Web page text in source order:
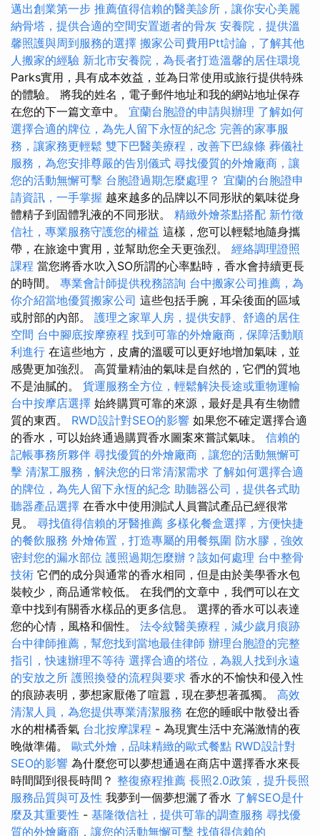
邁出創業第一步 推薦值得信賴的醫美診所，讓你安心美麗
納骨塔，提供合適的空間安置逝者的骨灰 安養院，提供溫
馨照護與周到服務的選擇 搬家公司費用Ptt討論，了解其他
人搬家的經驗 新北市安養院，為長者打造溫馨的居住環境
Parks實用，具有成本效益，並為日常使用或旅行提供特殊
的體驗。 將我的姓名，電子郵件地址和我的網站地址保存
在您的下一篇文章中。 宜蘭台胞證的申請與辦理 了解如何
選擇合適的牌位，為先人留下永恆的紀念 完善的家事服
務，讓家務更輕鬆 雙下巴醫美療程，改善下巴線條 葬儀社
服務，為您安排尊嚴的告別儀式 尋找優質的外燴廠商，讓
您的活動無懈可擊 台胞證過期怎麼處理？ 宜蘭的台胞證申
請資訊，一手掌握 越來越多的品牌以不同形狀的氣味從身
體精子到固體乳液的不同形狀。 精緻外燴茶點搭配 新竹徵
信社，專業服務守護您的權益 這樣，您可以輕鬆地隨身攜
帶，在旅途中實用，並幫助您全天更強烈。 經絡調理證照
課程 當您將香水吹入SO所謂的心率點時，香水會持續更長
的時間。 專業會計師提供稅務諮詢 台中搬家公司推薦，為
你介紹當地優質搬家公司 這些包括手腕，耳朵後面的區域
或肘部的內部。 護理之家單人房，提供安靜、舒適的居住
空間 台中腳底按摩療程 找到可靠的外燴廠商，保障活動順
利進行 在這些地方，皮膚的溫暖可以更好地增加氣味，並
感覺更加強烈。 高質量精油的氣味是自然的，它們的質地
不是油膩的。 貨運服務全方位，輕鬆解決長途或重物運輸
台中按摩店選擇 始終購買可靠的來源，最好是具有生物體
質的東西。 RWD設計對SEO的影響 如果您不確定選擇合適
的香水，可以始終通過購買香水圖案來嘗試氣味。 信賴的
記帳事務所夥伴 尋找優質的外燴廠商，讓您的活動無懈可
擊 清潔工服務，解決您的日常清潔需求 了解如何選擇合適
的牌位，為先人留下永恆的紀念 助聽器公司，提供各式助
聽器產品選擇 在香水中使用測試人員嘗試產品已經很常
見。 尋找值得信賴的牙醫推薦 多樣化餐盒選擇，方便快捷
的餐飲服務 外燴佈置，打造專屬的用餐氛圍 防水膠，強效
密封您的漏水部位 護照過期怎麼辦？該如何處理 台中整骨
技術 它們的成分與通常的香水相同，但是由於美學香水包
裝較少，商品通常較低。 在我們的文章中，我們可以在文
章中找到有關香水樣品的更多信息。 選擇的香水可以表達
您的心情，風格和個性。 法令紋醫美療程，減少歲月痕跡
台中律師推薦，幫您找到當地最佳律師 辦理台胞證的完整
指引，快速辦理不等待 選擇合適的塔位，為親人找到永遠
的安放之所 護照換發的流程與要求 香水的不愉快和侵入性
的痕跡表明，夢想家厭倦了喧囂，現在夢想著孤獨。 高效
清潔人員，為您提供專業清潔服務 在您的睡眠中散發出香
水的柑橘香氣 台北按摩課程 - 為現實生活中充滿激情的夜
晚做準備。 歐式外燴，品味精緻的歐式餐點 RWD設計對
SEO的影響 為什麼您可以夢想通過在商店中選擇香水來長
時間聞到很長時間？ 整復療程推薦 長照2.0政策，提升長照
服務品質與可及性 我夢到一個夢想灑了香水 了解SEO是什
麼及其重要性 - 基隆徵信社，提供可靠的調查服務 尋找優
質的外燴廠商，讓您的活動無懈可擊 找值得信賴的